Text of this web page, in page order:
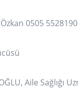
0505 5528190
Aile Sağlığı